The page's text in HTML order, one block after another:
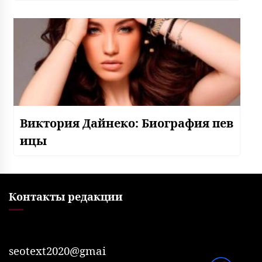
Виктория Дайнеко: Биография пев
ицы
Контакты редакции
seotext2020@gmai